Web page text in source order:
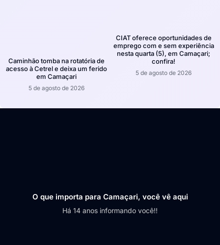
Caminhão tomba na rotatória de
acesso à Cetrel e deixa um ferido
em Camaçari
5 de agosto de 2026
CIAT oferece oportunidades de
emprego com e sem experiência
nesta quarta (5), em Camaçari;
confira!
5 de agosto de 2026
O que importa para Camaçari, você vê aqui
Há 14 anos informando você!!